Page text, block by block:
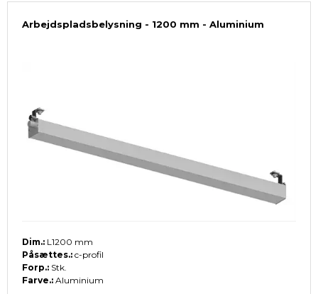
Arbejdspladsbelysning - 1200 mm - Aluminium
Dim.: L1200 mm
Påsættes.: c-profil
Forp.: Stk.
Farve.: Aluminium